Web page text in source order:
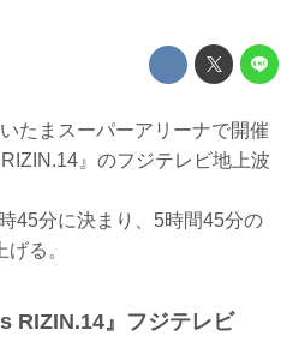
たまスーパーアリーナで開催
』のフジテレビ地上波
45分に決まり、5時間45分の
る。
RIZIN.14』フジテレビ